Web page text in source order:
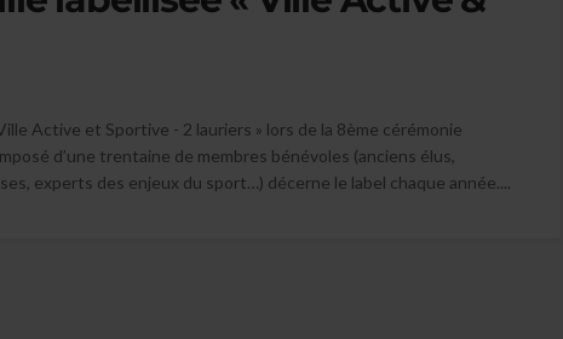
Active et Sportive - 2 lauriers » lors de la 8ème cérémonie
d’une trentaine de membres bénévoles (anciens élus,
experts des enjeux du sport…) décerne le label chaque année....